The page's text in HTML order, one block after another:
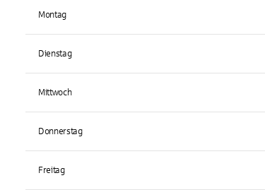
Montag
Dienstag
Mittwoch
Donnerstag
Freitag